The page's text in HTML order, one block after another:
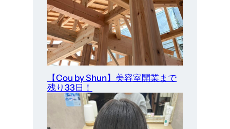
【Cou by Shun】美容室開業まで
残り33日！